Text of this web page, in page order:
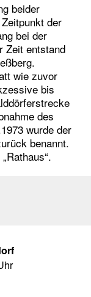
beider
der
bei der
Zeit entstand
wie zuvor
bis
des
wurde der
benannt.